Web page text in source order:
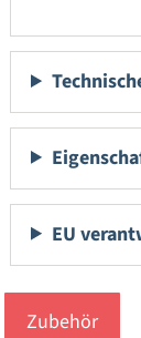
EU
Zubehör